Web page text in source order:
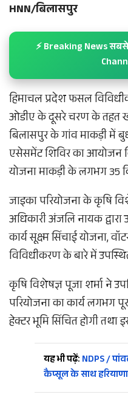
HNN/बिलासपुर
⚡ Breaking News
हिमाचल प्रदेश फसल
ओडीए के दूसरे चरण के तहत
बिलासपुर के गांव माकड़ी में
एसेसमेंट शिविर का आयोजन
योजना माकड़ी के लगभग 35
जाइका परियोजना के कृषि
अधिकारी अंजलि नायक
कार्य सूक्ष्म सिंचाई योजना,
विविधीकरण के बारे में
कृषि विशेषज्ञ पूजा शर्मा ने
परियोजना का कार्य लगभग
हेक्टर भूमि सिंचित होगी तथा
यह भी पढ़ें: NDPS /
कैप्सूल के साथ